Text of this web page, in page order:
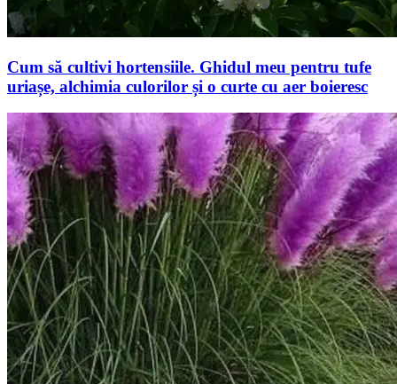
Cum să cultivi hortensiile. Ghidul meu pentru tufe
uriașe, alchimia culorilor și o curte cu aer boieresc